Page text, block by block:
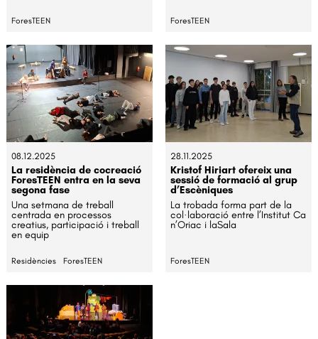
ForesTEEN ForesTEEN
08.12.2025
La residència de cocreació
ForesTEEN entra en la seva
segona fase
Una setmana de treball
centrada en processos
creatius, participació i treball
en equip
Residències ForesTEEN
28.11.2025
Kristof Hiriart ofereix una
sessió de formació al grup
d’Escèniques
La trobada forma part de la
col·laboració entre l’Institut Ca
n’Oriac i laSala
ForesTEEN